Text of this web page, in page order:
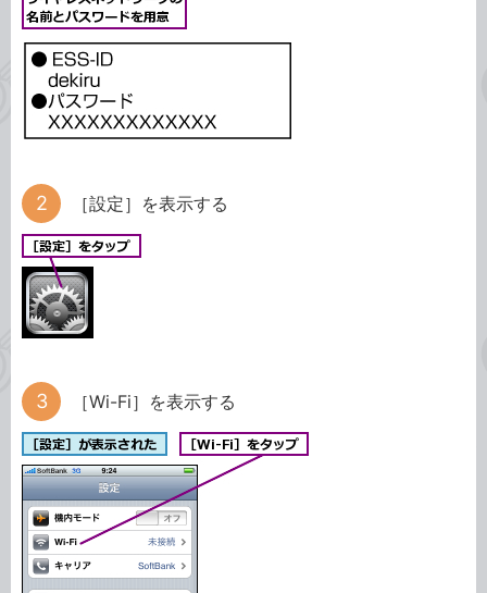
［設定］を表示する
［Wi-Fi］を表示する